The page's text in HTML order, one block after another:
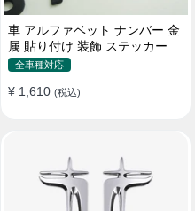
車 アルファベット ナンバー 金
属 貼り付け 装飾 ステッカー
全車種対応
¥ 1,610 (税込)